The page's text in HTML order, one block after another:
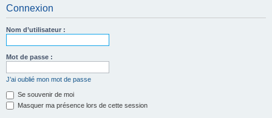
Connexion
Nom d’utilisateur :
Mot de passe :
J’ai oublié mon mot de passe
Se souvenir de moi
Masquer ma présence lors de cette session